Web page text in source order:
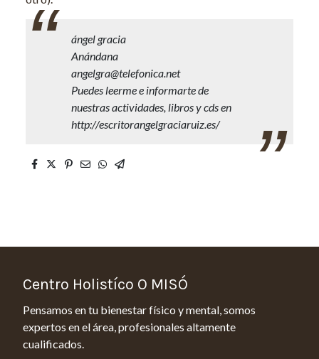
ángel gracia
Anándana
angelgra@telefonica.net
Puedes leerme e informarte de
nuestras actividades, libros y cds en
http://escritorangelgraciaruiz.es/
Centro Holistíco O MISÓ
Pensamos en tu bienestar físico y mental, somos
expertos en el área, profesionales altamente
cualificados.